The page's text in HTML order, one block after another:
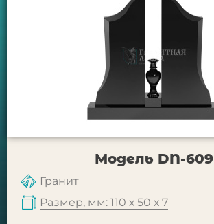
Модель DN-609
Гранит
Размер, мм: 110 х 50 х 7